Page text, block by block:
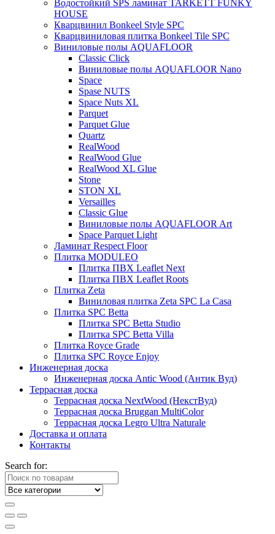
Водостойкий SPS ламинат TARKETT FUNKY
HOUSE
Кварцвинил Bonkeel Style SPC
Кварцвиниловая плитка Bonkeel Tile SPC
Виниловые полы AQUAFLOOR
Classic Click
Виниловые полы AQUAFLOOR Nano
Space
Spase NUTS
Space Nuts XL
Parquet
Parquet Glue
Quartz
RealWood
RealWood Glue
RealWood XL Glue
Stone
STON XL
Versailles
Classic Glue
Виниловые полы AQUAFLOOR Art
Space Parquet Light
Ламинат Respect Floor
Плитка MODULEO
Плитка ПВХ Leaflet Next
Плитка ПВХ Leaflet Roots
Плитка Zeta
Виниловая плитка Zeta SPC La Casa
Плитка SPC Betta
Плитка SPC Betta Studio
Плитка SPC Betta Villa
Плитка Royce Grade
Плитка SPC Royce Enjoy
Инженерная доска
Инженерная доска Antic Wood (Антик Вуд)
Террасная доска
Террасная доска NextWood (НекстВуд)
Террасная доска Bruggan MultiColor
Террасная доска Legro Ultra Naturale
Доставка и оплата
Контакты
Search for: